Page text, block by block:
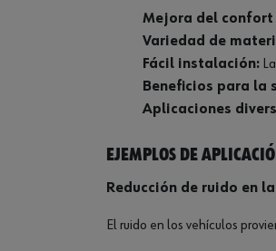
Mejora del confort
Variedad de
Fácil instalación:
Beneficios para la
Aplicaciones
Ejemplos de
Reducción de ruido en
El ruido en los vehículos